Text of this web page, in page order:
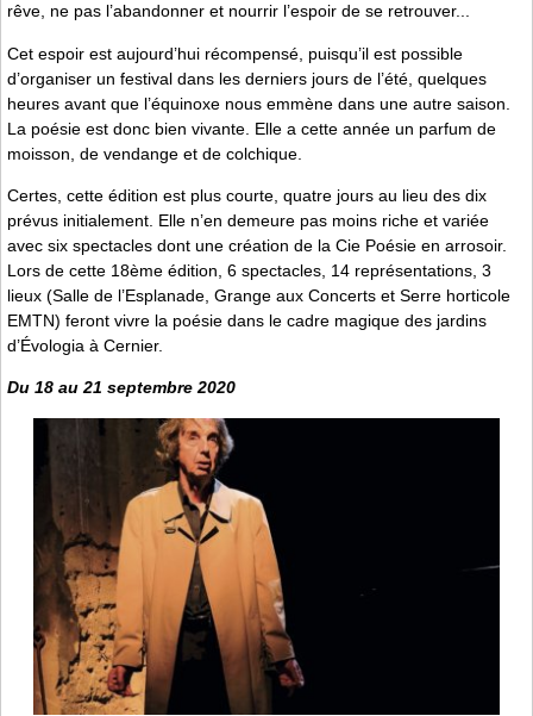
rêve, ne pas l’abandonner et nourrir l’espoir de se retrouver...
Cet espoir est aujourd’hui récompensé, puisqu’il est possible
d’organiser un festival dans les derniers jours de l’été, quelques
heures avant que l’équinoxe nous emmène dans une autre saison.
La poésie est donc bien vivante. Elle a cette année un parfum de
moisson, de vendange et de colchique.
Certes, cette édition est plus courte, quatre jours au lieu des dix
prévus initialement. Elle n’en demeure pas moins riche et variée
avec six spectacles dont une création de la Cie Poésie en arrosoir.
Lors de cette 18ème édition, 6 spectacles, 14 représentations, 3
lieux (Salle de l’Esplanade, Grange aux Concerts et Serre horticole
EMTN) feront vivre la poésie dans le cadre magique des jardins
d’Évologia à Cernier.
Du 18 au 21 septembre 2020